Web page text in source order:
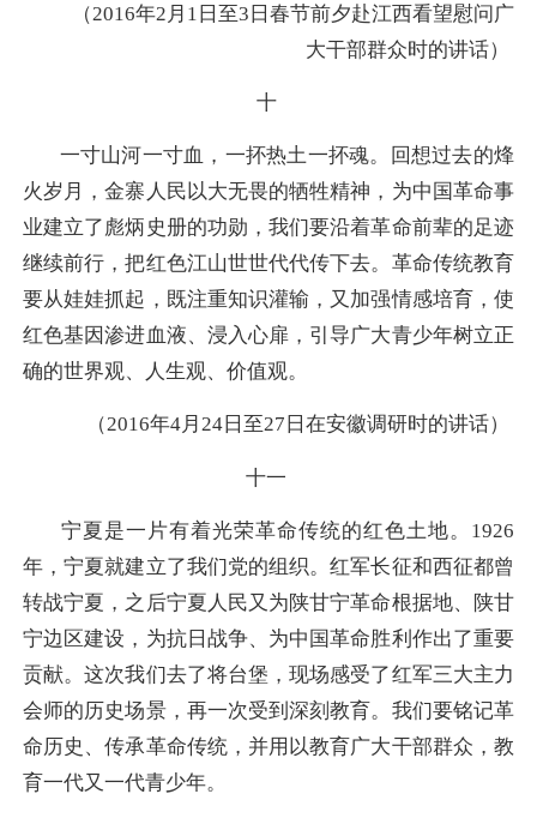
（2016年2月1日至3日春节前夕赴江西看望慰问广
大干部群众时的讲话）
十
一寸山河一寸血，一抔热土一抔魂。回想过去的烽
火岁月，金寨人民以大无畏的牺牲精神，为中国革命事
业建立了彪炳史册的功勋，我们要沿着革命前辈的足迹
继续前行，把红色江山世世代代传下去。革命传统教育
要从娃娃抓起，既注重知识灌输，又加强情感培育，使
红色基因渗进血液、浸入心扉，引导广大青少年树立正
确的世界观、人生观、价值观。
（2016年4月24日至27日在安徽调研时的讲话）
十一
宁夏是一片有着光荣革命传统的红色土地。1926
年，宁夏就建立了我们党的组织。红军长征和西征都曾
转战宁夏，之后宁夏人民又为陕甘宁革命根据地、陕甘
宁边区建设，为抗日战争、为中国革命胜利作出了重要
贡献。这次我们去了将台堡，现场感受了红军三大主力
会师的历史场景，再一次受到深刻教育。我们要铭记革
命历史、传承革命传统，并用以教育广大干部群众，教
育一代又一代青少年。